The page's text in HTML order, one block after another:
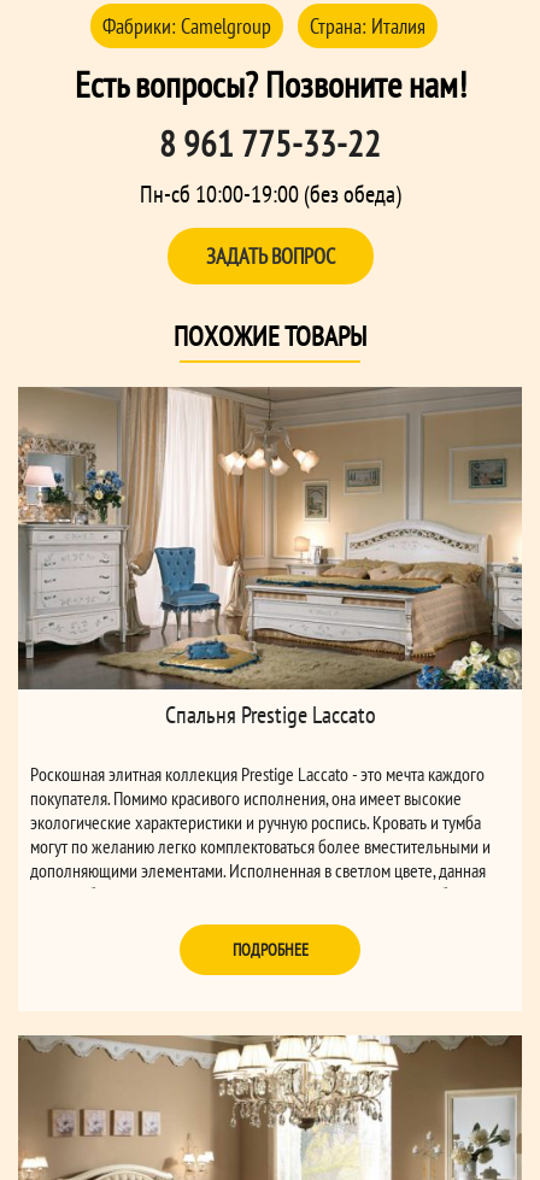
Фабрики: Сamelgroup Страна: Италия
Есть вопросы? Позвоните нам!
8 961 775-33-22
Пн-сб 10:00-19:00 (без обеда)
ЗАДАТЬ ВОПРОС
ПОХОЖИЕ ТОВАРЫ
Спальня Prestige Laccato
Роскошная элитная коллекция Prestige Laccato - это мечта каждого
покупателя. Помимо красивого исполнения, она имеет высокие
экологические характеристики и ручную роспись. Кровать и тумба
могут по желанию легко комплектоваться более вместительными и
дополняющими элементами. Исполненная в светлом цвете, данная
спальня будет уютно смотреться на светло-коричневом или бежевом
ПОДРОБНЕЕ